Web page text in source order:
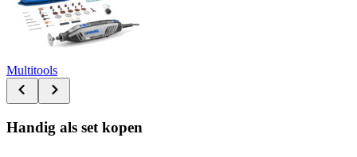
Multitools
Handig als set kopen